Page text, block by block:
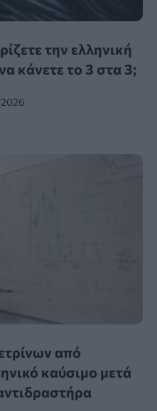
την ελληνική
κάνετε το 3 στα 3;
από
καύσιμο μετά